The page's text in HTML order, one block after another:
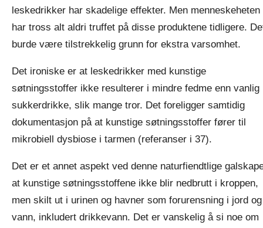
leskedrikker har skadelige effekter. Men menneskeheten
har tross alt aldri truffet på disse produktene tidligere.
burde være tilstrekkelig grunn for ekstra varsomhet.
Det ironiske er at leskedrikker med kunstige
søtningsstoffer ikke resulterer i mindre fedme enn vanlig
sukkerdrikke, slik mange tror. Det foreligger samtidig
dokumentasjon på at kunstige søtningsstoffer fører til
mikrobiell dysbiose i tarmen (referanser i 37).
Det er et annet aspekt ved denne naturfiendtlige
at kunstige søtningsstoffene ikke blir nedbrutt i kroppen,
men skilt ut i urinen og havner som forurensning i jord og
vann, inkludert drikkevann. Det er vanskelig å si noe om